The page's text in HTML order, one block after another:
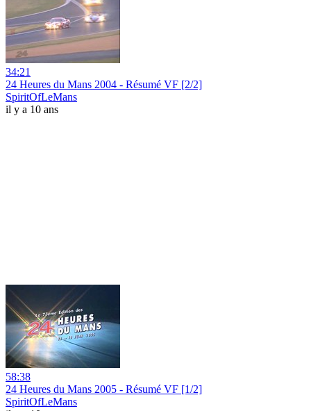
34:21
24 Heures du Mans 2004 - Résumé VF [2/2]
SpiritOfLeMans
il y a 10 ans
58:38
24 Heures du Mans 2005 - Résumé VF [1/2]
SpiritOfLeMans